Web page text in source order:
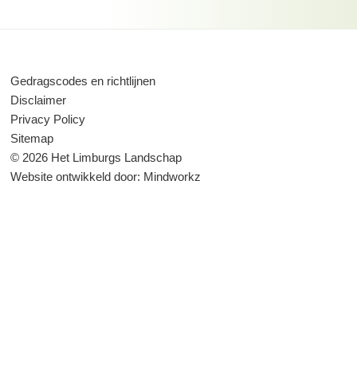
Gedragscodes en richtlijnen
Disclaimer
Privacy Policy
Sitemap
© 2026 Het Limburgs Landschap
Website ontwikkeld door: Mindworkz